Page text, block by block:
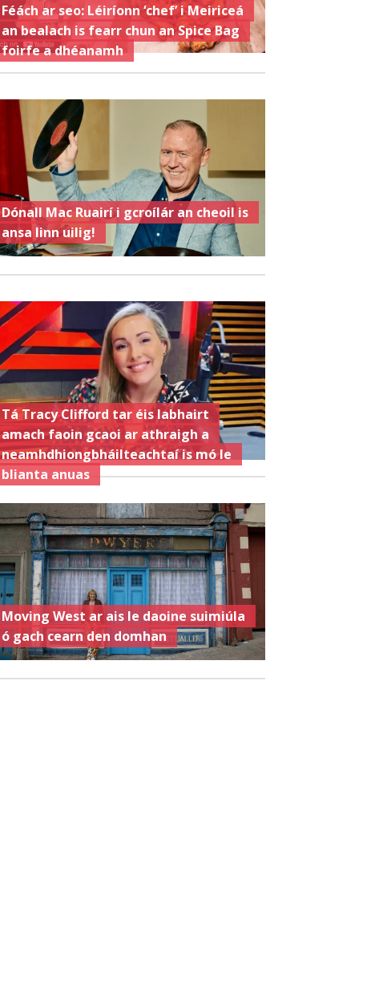
Féách ar seo: Léiríonn ‘chef’ i Meiriceá
an bealach is fearr chun an Spice Bag
foirfe a dhéanamh
Dónall Mac Ruairí i gcroílár an cheoil is
ansa linn uilig!
Tá Tracy Clifford tar éis labhairt
amach faoin gcaoi ar athraigh a
neamhdhiongbháilteachtaí is mó le
blianta anuas
Moving West ar ais le daoine suimiúla
ó gach cearn den domhan